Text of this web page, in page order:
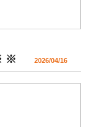
※ ※ 2026/04/16